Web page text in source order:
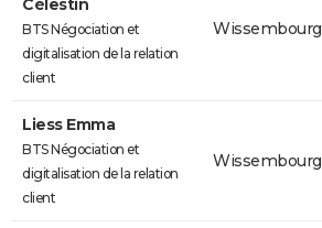
Célestin
BTS Négociation et
digitalisation de la relation
client
Wissembourg
Liess Emma
BTS Négociation et
digitalisation de la relation
client
Wissembourg